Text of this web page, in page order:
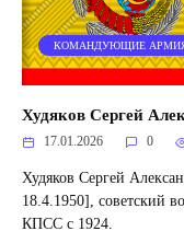
КОМАНДУЮЩИЕ
Худяков Сергей
17.01.2026 0
Худяков Сергей
18.4.1950], советский
КПСС с 1924.